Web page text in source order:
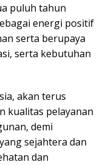
puluh tahun
energi positif
serta berupaya
serta kebutuhan
akan terus
kualitas pelayanan
demi
sejahtera dan
dan